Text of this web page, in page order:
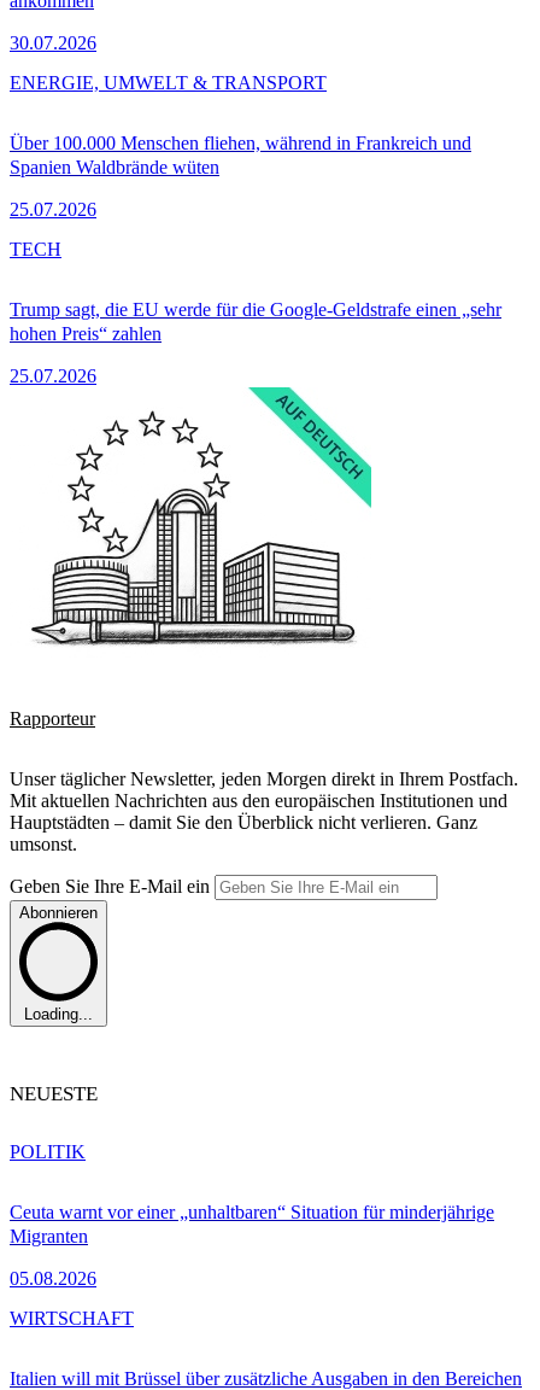
30.07.2026
Über 100.000 Menschen fliehen, während in Frankreich und
Spanien Waldbrände wüten
25.07.2026
ENERGIE, UMWELT & TRANSPORT
Trump sagt, die EU werde für die Google-Geldstrafe einen „sehr
hohen Preis“ zahlen
25.07.2026
TECH
Rapporteur
Unser täglicher Newsletter, jeden Morgen direkt in Ihrem Postfach.
Mit aktuellen Nachrichten aus den europäischen Institutionen und
Hauptstädten – damit Sie den Überblick nicht verlieren. Ganz
umsonst.
Geben Sie Ihre E-Mail ein
Abonnieren
Loading...
NEUESTE
Ceuta warnt vor einer „unhaltbaren“ Situation für minderjährige
Migranten
05.08.2026
POLITIK
Italien will mit Brüssel über zusätzliche Ausgaben in den Bereichen
WIRTSCHAFT